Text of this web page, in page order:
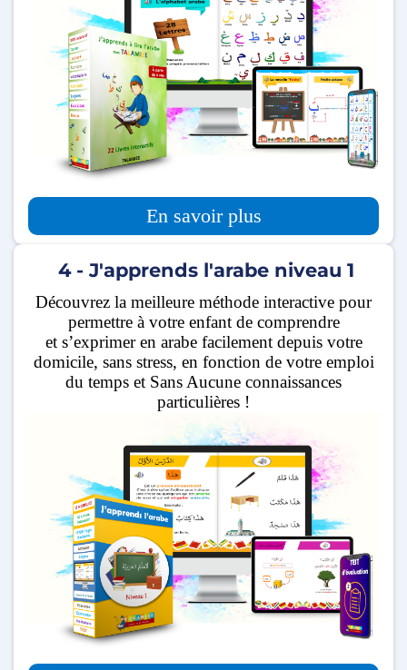
En savoir plus
4 - J'apprends l'arabe niveau 1
Découvrez la meilleure méthode interactive pour
permettre à votre enfant de comprendre
et s’exprimer en arabe facilement depuis votre
domicile, sans stress, en fonction de votre emploi
du temps et Sans Aucune connaissances
particulières !